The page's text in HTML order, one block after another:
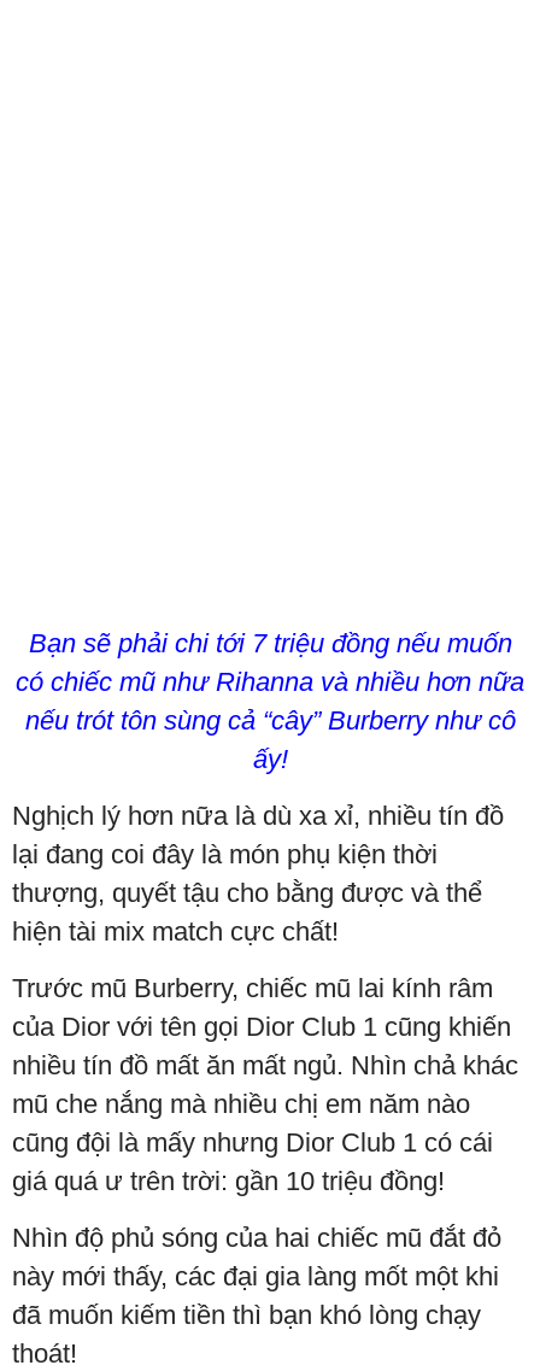
Bạn sẽ phải chi tới 7 triệu đồng nếu muốn
có chiếc mũ như Rihanna và nhiều hơn nữa
nếu trót tôn sùng cả “cây” Burberry như cô
ấy!
Nghịch lý hơn nữa là dù xa xỉ, nhiều tín đồ
lại đang coi đây là món phụ kiện thời
thượng, quyết tậu cho bằng được và thể
hiện tài mix match cực chất!
Trước mũ Burberry, chiếc mũ lai kính râm
của Dior với tên gọi Dior Club 1 cũng khiến
nhiều tín đồ mất ăn mất ngủ. Nhìn chả khác
mũ che nắng mà nhiều chị em năm nào
cũng đội là mấy nhưng Dior Club 1 có cái
giá quá ư trên trời: gần 10 triệu đồng!
Nhìn độ phủ sóng của hai chiếc mũ đắt đỏ
này mới thấy, các đại gia làng mốt một khi
đã muốn kiếm tiền thì bạn khó lòng chạy
thoát!